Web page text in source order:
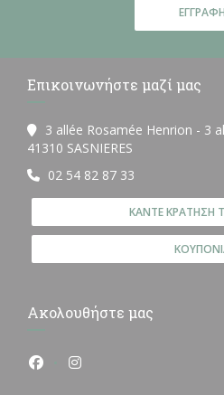
ΕΓΓΡΑΦΉ
Επικοινωνήστε μαζί μας
3 allée Rosamée Henrion - 3
41310 SASNIERES
02 54 82 87 33
ΚΆΝΤΕ ΚΡΆΤΗΣΗ
Ακολουθήστε μας
Facebook ((ανοίγει σε νέο
Instagram ((ανοίγει